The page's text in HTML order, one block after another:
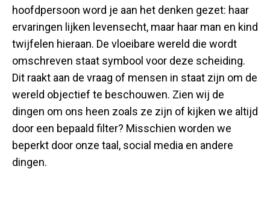
hoofdpersoon word je aan het denken gezet: haar
ervaringen lijken levensecht, maar haar man en kind
twijfelen hieraan. De vloeibare wereld die wordt
omschreven staat symbool voor deze scheiding.
Dit raakt aan de vraag of mensen in staat zijn om de
wereld objectief te beschouwen. Zien wij de
dingen om ons heen zoals ze zijn of kijken we altijd
door een bepaald filter? Misschien worden we
beperkt door onze taal, social media en andere
dingen.